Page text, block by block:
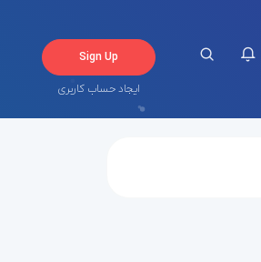
Sign Up
ایجاد حساب کاربری